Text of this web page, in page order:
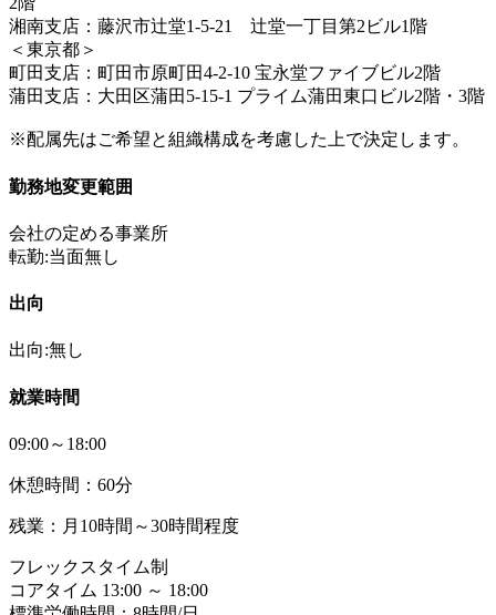
湘南支店：藤沢市辻堂1-5-21 辻堂一丁目第2ビル1階
＜東京都＞
町田支店：町田市原町田4-2-10 宝永堂ファイブビル2階
蒲田支店：大田区蒲田5-15-1 プライム蒲田東口ビル2階・3階
※配属先はご希望と組織構成を考慮した上で決定します。
勤務地変更範囲
会社の定める事業所
転勤:当面無し
出向
出向:無し
就業時間
09:00～18:00
休憩時間：60分
残業：月10時間～30時間程度
フレックスタイム制
コアタイム 13:00 ～ 18:00